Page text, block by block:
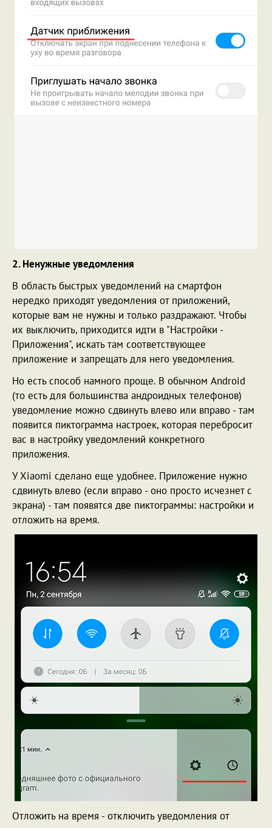
2. Ненужные уведомления
В область быстрых уведомлений на смартфон
нередко приходят уведомления от приложений,
которые вам не нужны и только раздражают. Чтобы
их выключить, приходится идти в "Настройки -
Приложения", искать там соответствующее
приложение и запрещать для него уведомления.
Но есть способ намного проще. В обычном Android
(то есть для большинства андроидных телефонов)
уведомление можно сдвинуть влево или вправо - там
появится пиктограмма настроек, которая перебросит
вас в настройку уведомлений конкретного
приложения.
У Xiaomi сделано еще удобнее. Приложение нужно
сдвинуть влево (если вправо - оно просто исчезнет с
экрана) - там появятся две пиктограммы: настройки и
отложить на время.
Отложить на время - отключить уведомления от